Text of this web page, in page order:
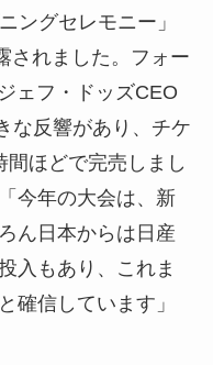
ングセレモニー」
されました。フォー
ェフ・ドッズCEO
な反響があり、チケ
間ほどで完売しまし
今年の大会は、新
ん日本からは日産
入もあり、これま
確信しています」